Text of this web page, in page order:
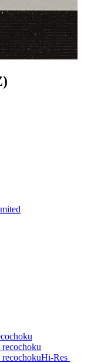
Hi-Res